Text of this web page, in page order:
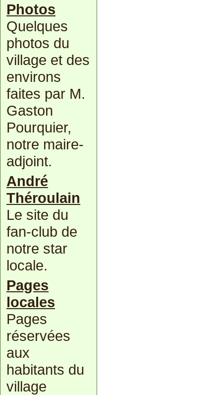
Photos
Quelques
photos du
village et des
environs
faites par M.
Gaston
Pourquier,
notre maire-
adjoint.
André
Théroulain
Le site du
fan-club de
notre star
locale.
Pages
locales
Pages
réservées
aux
habitants du
village